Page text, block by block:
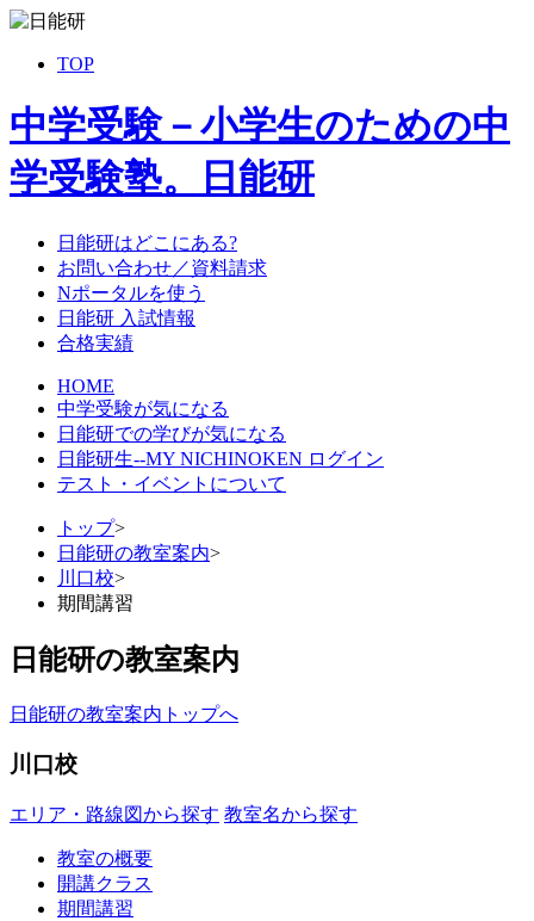
TOP
中学受験－小学生のための中
学受験塾。日能研
日能研はどこにある?
お問い合わせ／資料請求
Nポータルを使う
日能研 入試情報
合格実績
HOME
中学受験が気になる
日能研での学びが気になる
日能研生--MY NICHINOKEN ログイン
テスト・イベントについて
トップ>
日能研の教室案内>
川口校>
期間講習
日能研の教室案内
日能研の教室案内トップへ
川口校
エリア・路線図から探す 教室名から探す
教室の概要
開講クラス
期間講習